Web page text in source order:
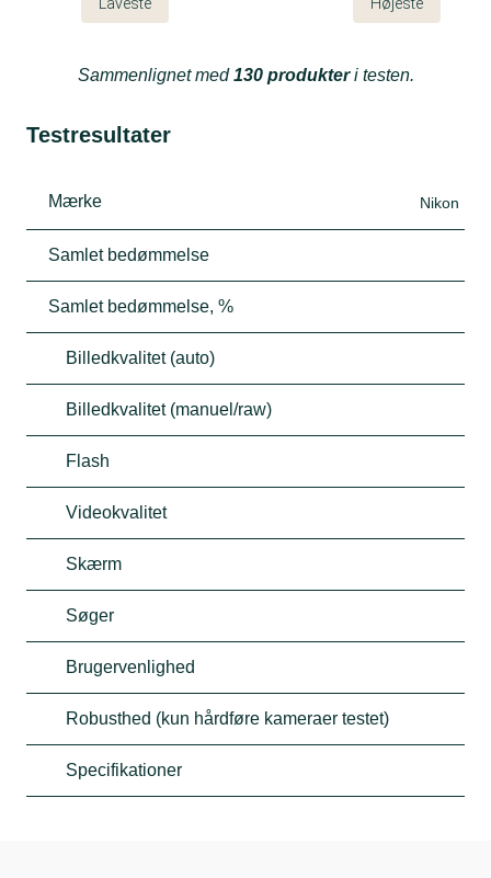
Sammenlignet med130 produkteri testen.
Testresultater
Mærke Nikon
Samlet bedømmelse
Samlet bedømmelse, %
Billedkvalitet (auto)
Billedkvalitet (manuel/raw)
Flash
Videokvalitet
Skærm
Søger
Brugervenlighed
Robusthed (kun hårdføre kameraer testet)
Specifikationer